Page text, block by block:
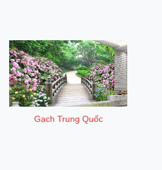
Gạch Trung Quốc